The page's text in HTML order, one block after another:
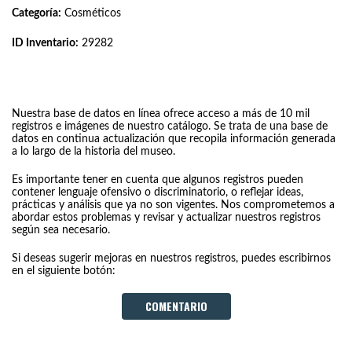
Categoría: Cosméticos
ID Inventario: 29282
Nuestra base de datos en línea ofrece acceso a más de 10 mil
registros e imágenes de nuestro catálogo. Se trata de una base de
datos en continua actualización que recopila información generada
a lo largo de la historia del museo.
Es importante tener en cuenta que algunos registros pueden
contener lenguaje ofensivo o discriminatorio, o reflejar ideas,
prácticas y análisis que ya no son vigentes. Nos comprometemos a
abordar estos problemas y revisar y actualizar nuestros registros
según sea necesario.
Si deseas sugerir mejoras en nuestros registros, puedes escribirnos
en el siguiente botón:
COMENTARIO